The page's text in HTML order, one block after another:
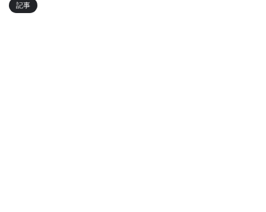
記事